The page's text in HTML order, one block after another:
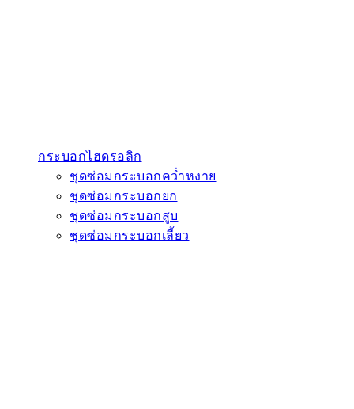
กระบอกไฮดรอลิก
ชุดซ่อมกระบอกคว่ำหงาย
ชุดซ่อมกระบอกยก
ชุดซ่อมกระบอกสูบ
ชุดซ่อมกระบอกเลี้ยว